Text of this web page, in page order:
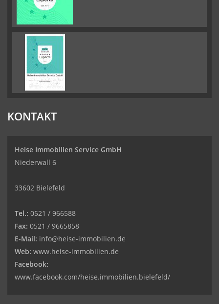
KONTAKT
Heise Immobilien Service GmbH
Niederwall 6
33602 Bielefeld
Tel.: 0521 / 966588
Fax: 0521 / 9665858
E-Mail: info@heise-immobilien.de
Web: www.heise-immobilien.de
Facebook:
www.facebook.com/heise.immobilien.bielefeld/